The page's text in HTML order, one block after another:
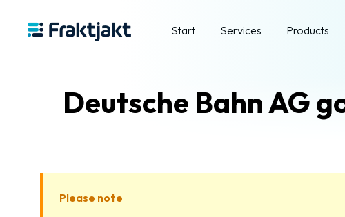
Start Services Products
Deutsche Bahn AG
Please note